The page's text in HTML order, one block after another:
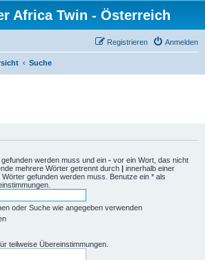
Africa Twin - Österreich
Anmelden
Registrieren
Suche
werden muss und ein - vor ein Wort, das nicht
mehrere Wörter getrennt durch | innerhalb einer
gefunden werden muss. Benutze ein * als
oder Suche wie angegeben verwenden
teilweise Übereinstimmungen.